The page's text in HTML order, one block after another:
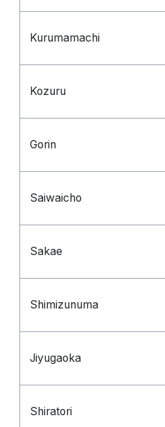
Kurumamachi
Kozuru
Gorin
Saiwaicho
Sakae
Shimizunuma
Jiyugaoka
Shiratori